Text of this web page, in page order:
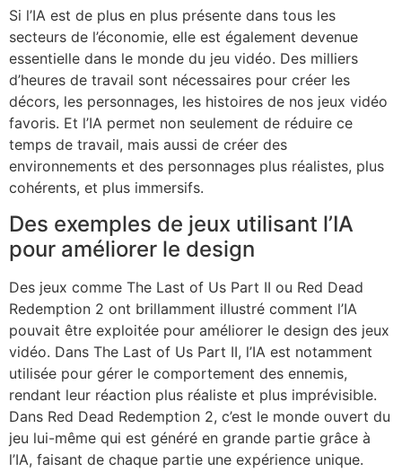
Si l’IA est de plus en plus présente dans tous les
secteurs de l’économie, elle est également devenue
essentielle dans le monde du jeu vidéo. Des milliers
d’heures de travail sont nécessaires pour créer les
décors, les personnages, les histoires de nos jeux vidéo
favoris. Et l’IA permet non seulement de réduire ce
temps de travail, mais aussi de créer des
environnements et des personnages plus réalistes, plus
cohérents, et plus immersifs.
Des exemples de jeux utilisant l’IA
pour améliorer le design
Des jeux comme The Last of Us Part II ou Red Dead
Redemption 2 ont brillamment illustré comment l’IA
pouvait être exploitée pour améliorer le design des jeux
vidéo. Dans The Last of Us Part II, l’IA est notamment
utilisée pour gérer le comportement des ennemis,
rendant leur réaction plus réaliste et plus imprévisible.
Dans Red Dead Redemption 2, c’est le monde ouvert du
jeu lui-même qui est généré en grande partie grâce à
l’IA, faisant de chaque partie une expérience unique.